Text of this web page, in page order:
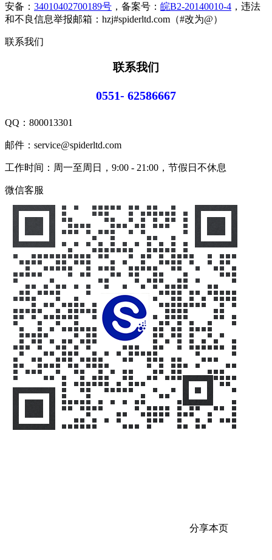
安备： 34010402700189号 ，备案号： 皖B2-20140010-4 ，违法
和不良信息举报邮箱：hzj#spiderltd.com（#改为@）
联系我们
联系我们
0551- 62586667
QQ： 800013301
邮件：service@spiderltd.com
工作时间：周一至周日，9:00 - 21:00，节假日不休息
微信客服
分享本页